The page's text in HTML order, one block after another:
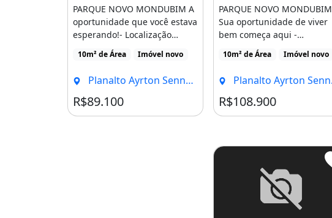
PARQUE NOVO MONDUBIM A
oportunidade que você estava
esperando!- Localização
Estratégica com Diversos [...]
10m² de Área Imóvel novo
Planalto Ayrton Senna, Fortaleza - CE
R$89.100
PARQUE NOVO MONDUBIM
Sua oportunidade de viver
bem começa aqui -
Localização estratégica com
diversos [...]
10m² de Área Imóvel novo
Planalto Ayrton Senna, Fortaleza - CE
R$108.900